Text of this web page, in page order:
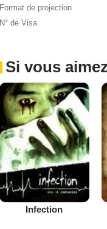
Format de projection
N° de Visa
Si vous
Infection